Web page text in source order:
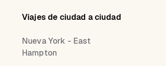
Viajes de ciudad a ciudad
Nueva York - East
Hampton